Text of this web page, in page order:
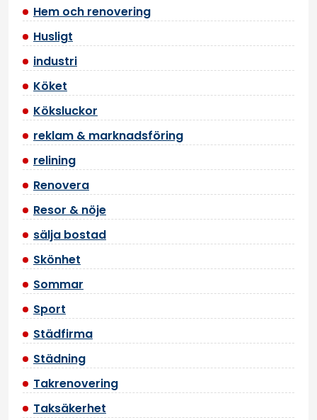
Hem och renovering
Husligt
industri
Köket
Köksluckor
reklam & marknadsföring
relining
Renovera
Resor & nöje
sälja bostad
Skönhet
Sommar
Sport
Städfirma
Städning
Takrenovering
Taksäkerhet